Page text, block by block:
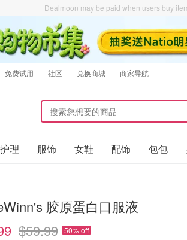
Dealmoon may be paid when users buy
免费试用 社区 兑换商城 商家导航
理 服饰 女鞋 配饰 包包
胶原蛋白口服液
$59.99 50% off